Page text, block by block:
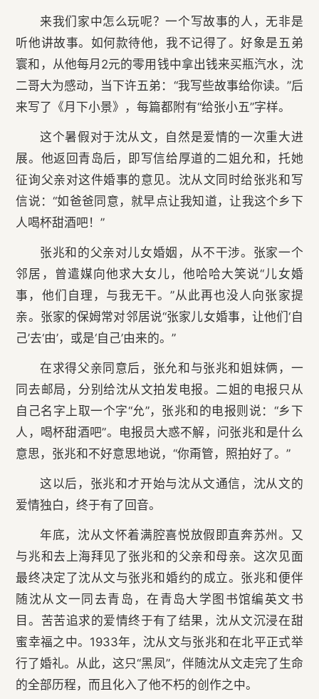
来我们家中怎么玩呢？一个写故事的人，无非是
听他讲故事。如何款待他，我不记得了。好象是五弟
寰和，从他每月2元的零用钱中拿出钱来买瓶汽水，沈
二哥大为感动，当下许五弟：“我写些故事给你读。”后
来写了《月下小景》，每篇都附有“给张小五”字样。
这个暑假对于沈从文，自然是爱情的一次重大进
展。他返回青岛后，即写信给厚道的二姐允和，托她
征询父亲对这件婚事的意见。沈从文同时给张兆和写
信说：“如爸爸同意，就早点让我知道，让我这个乡下
人喝杯甜酒吧！”
张兆和的父亲对儿女婚姻，从不干涉。张家一个
邻居，曾遣媒向他求大女儿，他哈哈大笑说“儿女婚
事，他们自理，与我无干。”从此再也没人向张家提
亲。张家的保姆常对邻居说“张家儿女婚事，让他们‘自
己’去‘由’，或是‘自己’由来的。”
在求得父亲同意后，张允和与张兆和姐妹俩，一
同去邮局，分别给沈从文拍发电报。二姐的电报只从
自己名字上取一个字“允”，张兆和的电报则说：“乡下
人，喝杯甜酒吧”。电报员大惑不解，问张兆和是什么
意思，张兆和不好意思地说，“你甭管，照拍好了。”
这以后，张兆和才开始与沈从文通信，沈从文的
爱情独白，终于有了回音。
年底，沈从文怀着满腔喜悦放假即直奔苏州。又
与兆和去上海拜见了张兆和的父亲和母亲。这次见面
最终决定了沈从文与张兆和婚约的成立。张兆和便伴
随沈从文一同去青岛，在青岛大学图书馆编英文书
目。苦苦追求的爱情终于有了结果，沈从文沉浸在甜
蜜幸福之中。1933年，沈从文与张兆和在北平正式举
行了婚礼。从此，这只“黑凤”，伴随沈从文走完了生命
的全部历程，而且化入了他不朽的创作之中。